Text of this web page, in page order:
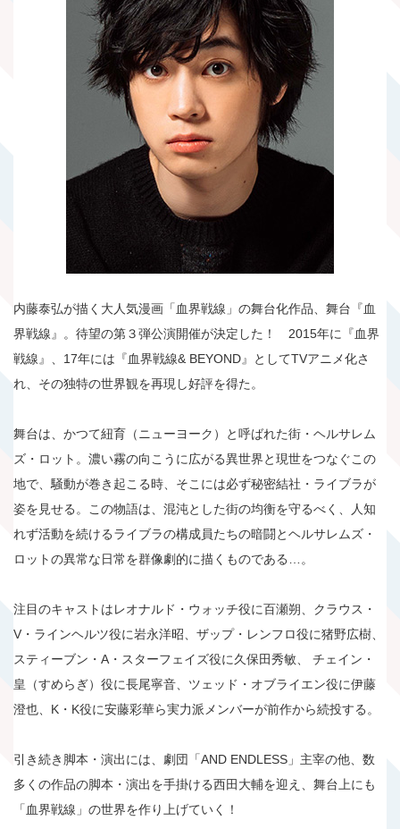
内藤泰弘が描く大人気漫画「血界戦線」の舞台化作品、舞台『血
界戦線』。待望の第３弾公演開催が決定した！ 2015年に『血界
戦線』、17年には『血界戦線& BEYOND』としてTVアニメ化さ
れ、その独特の世界観を再現し好評を得た。
舞台は、かつて紐育（ニューヨーク）と呼ばれた街・ヘルサレム
ズ・ロット。濃い霧の向こうに広がる異世界と現世をつなぐこの
地で、騒動が巻き起こる時、そこには必ず秘密結社・ライブラが
姿を見せる。この物語は、混沌とした街の均衡を守るべく、人知
れず活動を続けるライブラの構成員たちの暗闘とヘルサレムズ・
ロットの異常な日常を群像劇的に描くものである…。
注目のキャストはレオナルド・ウォッチ役に百瀬朔、クラウス・
V・ラインヘルツ役に岩永洋昭、ザップ・レンフロ役に猪野広樹、
スティーブン・A・スターフェイズ役に久保田秀敏、 チェイン・
皇（すめらぎ）役に長尾寧音、ツェッド・オブライエン役に伊藤
澄也、K・K役に安藤彩華ら実力派メンバーが前作から続投する。
引き続き脚本・演出には、劇団「AND ENDLESS」主宰の他、数
多くの作品の脚本・演出を手掛ける西田大輔を迎え、舞台上にも
「血界戦線」の世界を作り上げていく！